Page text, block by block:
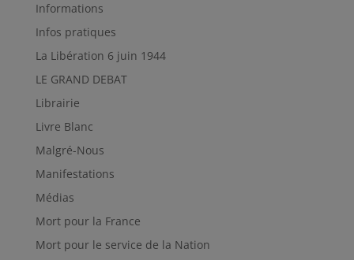
Informations
Infos pratiques
La Libération 6 juin 1944
LE GRAND DEBAT
Librairie
Livre Blanc
Malgré-Nous
Manifestations
Médias
Mort pour la France
Mort pour le service de la Nation